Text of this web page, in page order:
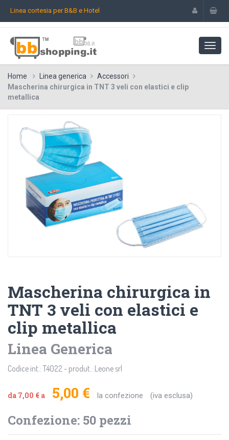
Linea cortesia per B&B e Hotel
Home Linea generica
Accessori
Mascherina chirurgica in TNT 3 veli con elastici e clip
metallica
Mascherina chirurgica in
TNT 3 veli con elastici e
clip metallica
Linea Generica
Codice int.: T4022 - produt.: Leone srl
da 7,00 € a 5,00 € la confezione (iva esclusa)
Confezione: 50 pezzi